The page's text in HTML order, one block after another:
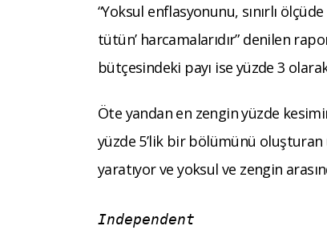
“Yoksul enflasyonunu, sınırlı
tütün’ harcamalarıdır” denilen
bütçesindeki payı ise yüzde 3
Öte yandan en zengin yüzde
yüzde 5’lik bir bölümünü
yaratıyor ve yoksul ve zengin
Independent